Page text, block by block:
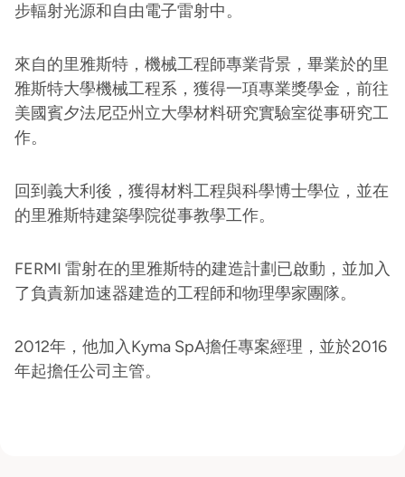
步輻射光源和自由電子雷射中。
來自的里雅斯特，機械工程師專業背景，畢業於的里
雅斯特大學機械工程系，獲得一項專業獎學金，前往
美國賓夕法尼亞州立大學材料研究實驗室從事研究工
作。
回到義大利後，獲得材料工程與科學博士學位，並在
的里雅斯特建築學院從事教學工作。
FERMI 雷射在的里雅斯特的建造計劃已啟動，並加入
了負責新加速器建造的工程師和物理學家團隊。
2012年，他加入Kyma SpA擔任專案經理，並於2016
年起擔任公司主管。